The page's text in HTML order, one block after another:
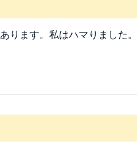
ます。私はハマりました